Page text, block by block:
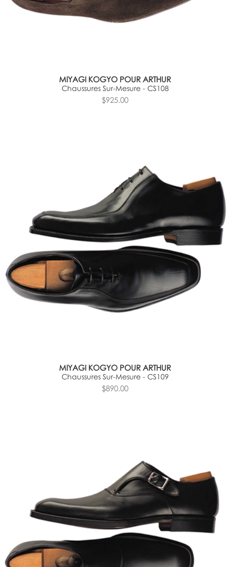
MIYAGI KOGYO POUR ARTHUR
Chaussures Sur-Mesure - CS108
$925.00
MIYAGI KOGYO POUR ARTHUR
Chaussures Sur-Mesure - CS109
$890.00